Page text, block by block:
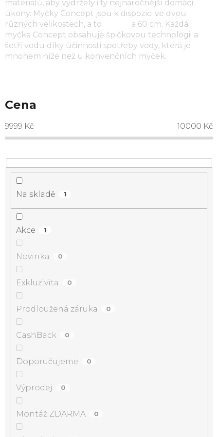
materiálů, aby vydržely i ty nejnáročnější domácí
úkony. Myčky Concept jsou k dispozici ve dvou
různých velikostech, a to
a 60 cm. Každá
myčka Concept obsahuje špičkovou technologii a
šetří vodu díky účinnosti spotřeby vody, která je
mnohem níže než u konvenčních myček.
Cena
9999 Kč 10000 Kč
Na skladě 1
Akce 1
Novinka 0
Exkluzivita 0
Prodloužená záruka 0
CashBack 0
Doporučujeme 0
Výprodej 0
Montáž ZDARMA 0